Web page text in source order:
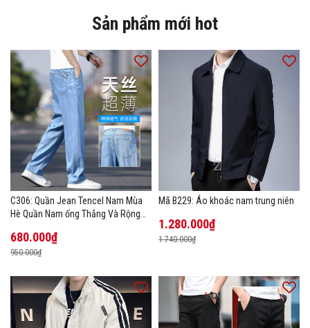
Sản phẩm mới hot
C306: Quần Jean Tencel Nam Mùa
Hè Quần Nam ống Thẳng Và Rộng
680.000₫
950.000₫
Mã B229: Áo khoác nam trung niên
1.280.000₫
1.740.000₫